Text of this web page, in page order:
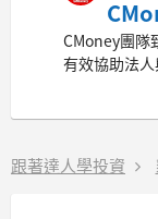
CMoney團隊
有效協助法
跟著達人學投資